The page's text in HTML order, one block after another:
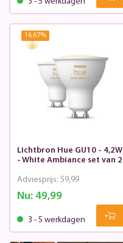
16.67%
Lichtbron Hue GU10 - 4,2W
- White Ambiance set van 2
Nu:49,99
Adviesprijs: 59,99
3 - 5 werkdagen